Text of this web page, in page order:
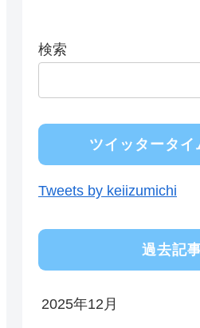
検索
ツイッタータイ
Tweets by keiizumichi
過去記
2025年12月